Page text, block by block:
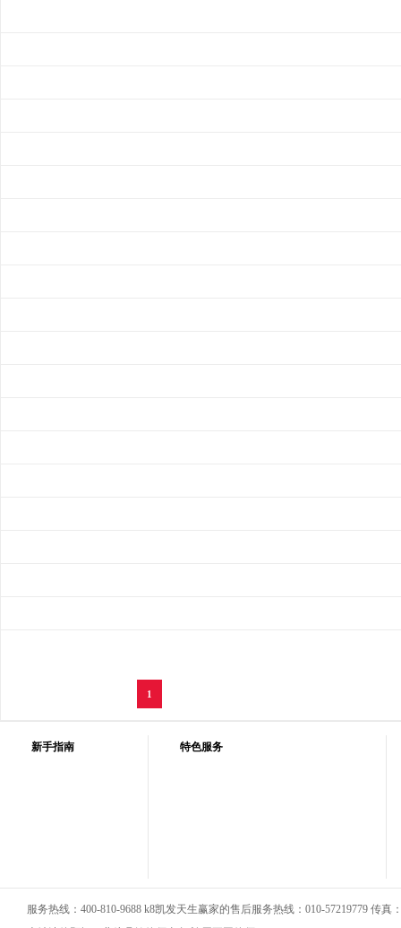
1
新手指南 特色服务
服务热线：400-810-9688 k8凯发天生赢家的售后服务热线：010-57219779 传真